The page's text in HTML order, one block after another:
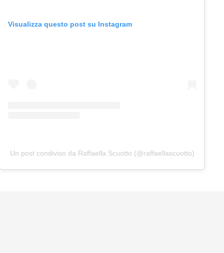
Visualizza questo post su Instagram
Un post condiviso da Raffaella Scuotto (@raffaellascuotto)